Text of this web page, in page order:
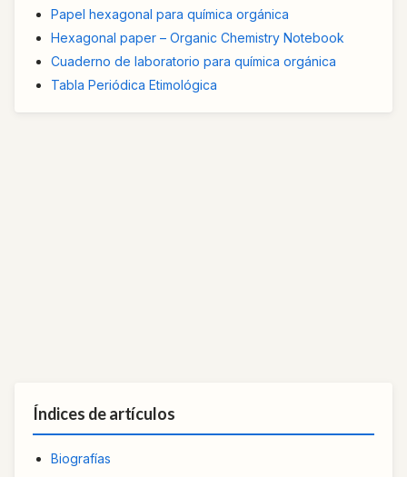
Papel hexagonal para química orgánica
Hexagonal paper – Organic Chemistry Notebook
Cuaderno de laboratorio para química orgánica
Tabla Periódica Etimológica
Índices de artículos
Biografías